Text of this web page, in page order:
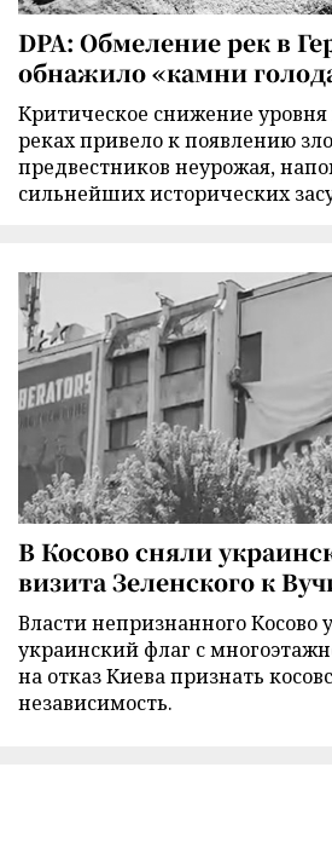
DPA: Обмеление рек в
обнажило «камни
Критическое снижение
реках привело к появлению
предвестников неурожая,
сильнейших исторических
В Косово сняли
визита Зеленского к
Власти непризнанного Косово
украинский флаг с
на отказ Киева признать
независимость.